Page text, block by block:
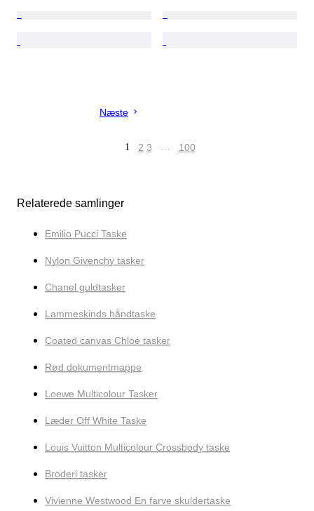
Næste
1 2 3 … 100
Relaterede samlinger
Emilio Pucci Taske
Nylon Givenchy tasker
Chanel guldtasker
Lammeskinds håndtaske
Coated canvas Chloé tasker
Rød dokumentmappe
Loewe Multicolour Tasker
Læder Off White Taske
Louis Vuitton Multicolour Crossbody taske
Broderi tasker
Vivienne Westwood En farve skuldertaske